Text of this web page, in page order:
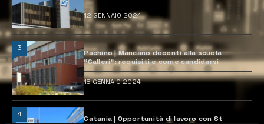
12 GENNAIO 2024
3
Pachino | Mancano docenti alla scuola
“Calleri”: requisiti e come candidarsi
18 GENNAIO 2024
4
Catania | Opportunità di lavoro con St